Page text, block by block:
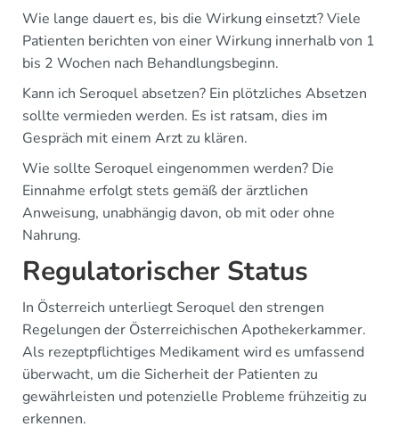
Wie lange dauert es, bis die Wirkung einsetzt? Viele
Patienten berichten von einer Wirkung innerhalb von 1
bis 2 Wochen nach Behandlungsbeginn.
Kann ich Seroquel absetzen? Ein plötzliches Absetzen
sollte vermieden werden. Es ist ratsam, dies im
Gespräch mit einem Arzt zu klären.
Wie sollte Seroquel eingenommen werden? Die
Einnahme erfolgt stets gemäß der ärztlichen
Anweisung, unabhängig davon, ob mit oder ohne
Nahrung.
Regulatorischer Status
In Österreich unterliegt Seroquel den strengen
Regelungen der Österreichischen Apothekerkammer.
Als rezeptpflichtiges Medikament wird es umfassend
überwacht, um die Sicherheit der Patienten zu
gewährleisten und potenzielle Probleme frühzeitig zu
erkennen.